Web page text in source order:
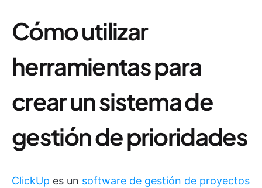
Cómo utilizar
herramientas para
crear un sistema de
gestión de prioridades
ClickUp es un software de gestión de proyectos